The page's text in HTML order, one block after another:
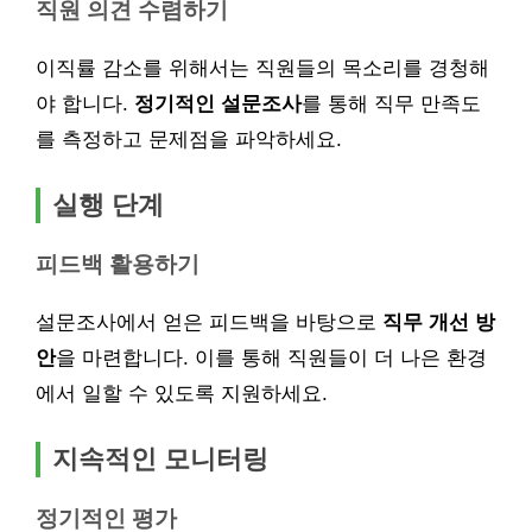
직원 의견 수렴하기
이직률 감소를 위해서는 직원들의 목소리를 경청해
야 합니다. 정기적인 설문조사를 통해 직무 만족도
를 측정하고 문제점을 파악하세요.
실행 단계
피드백 활용하기
설문조사에서 얻은 피드백을 바탕으로 직무 개선 방
안을 마련합니다. 이를 통해 직원들이 더 나은 환경
에서 일할 수 있도록 지원하세요.
지속적인 모니터링
정기적인 평가